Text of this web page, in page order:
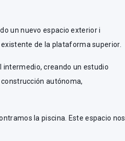
un nuevo espacio exterior i
de la plataforma superior.
intermedio, creando un estudio
autónoma,
la piscina. Este espacio nos